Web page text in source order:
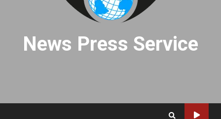
News Press Service